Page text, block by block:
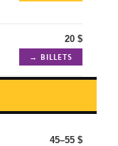
20 $
→ BILLETS
45–55 $